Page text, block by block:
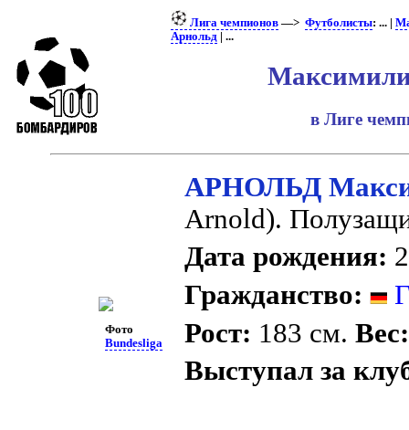
Лига чемпионов—> Футболисты: ... |
Арнольд| ...
в Лиге
Фото
Bundesliga
АРНОЛЬД
Arnold).
Дата рождения:
Гражданство:
Рост: 183 см.Вес:
Выступал за